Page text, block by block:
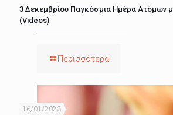
3 Δεκεμβρίου Παγκόσμια Ημέρα Ατόμων
(Videos)
Περισσότερα
16/01/2023